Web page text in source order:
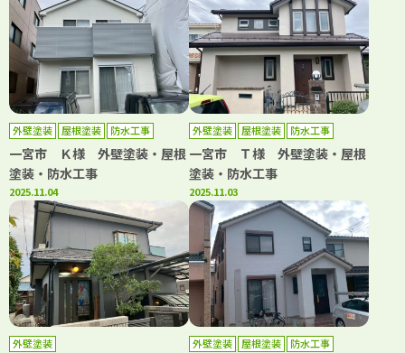
外壁塗装 屋根塗装 防水工事
一宮市 Ｋ様 外壁塗装・屋根
塗装・防水工事
2025.11.04
外壁塗装 屋根塗装 防水工事
一宮市 Ｔ様 外壁塗装・屋根
塗装・防水工事
2025.11.03
外壁塗装 外壁塗装 屋根塗装 防水工事